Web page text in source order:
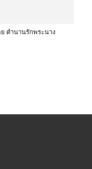
ตำนานรักพระนาง